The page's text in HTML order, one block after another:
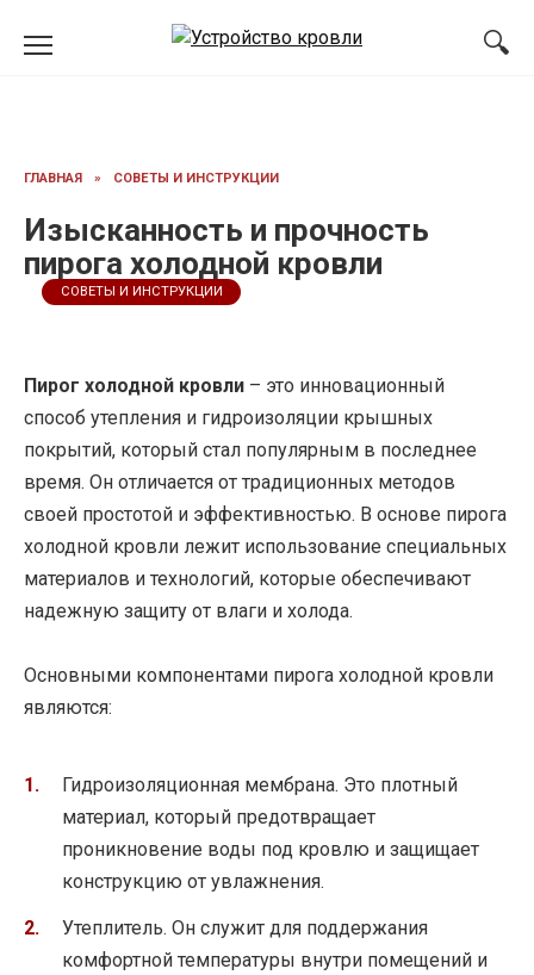
ГЛАВНАЯ » СОВЕТЫ И ИНСТРУКЦИИ
Изысканность и прочность
пирога холодной кровли
СОВЕТЫ И ИНСТРУКЦИИ
Пирог холодной кровли – это инновационный
способ утепления и гидроизоляции крышных
покрытий, который стал популярным в последнее
время. Он отличается от традиционных методов
своей простотой и эффективностью. В основе пирога
холодной кровли лежит использование специальных
материалов и технологий, которые обеспечивают
надежную защиту от влаги и холода.
Основными компонентами пирога холодной кровли
являются:
Гидроизоляционная мембрана. Это плотный
материал, который предотвращает
проникновение воды под кровлю и защищает
конструкцию от увлажнения.
Утеплитель. Он служит для поддержания
комфортной температуры внутри помещений и